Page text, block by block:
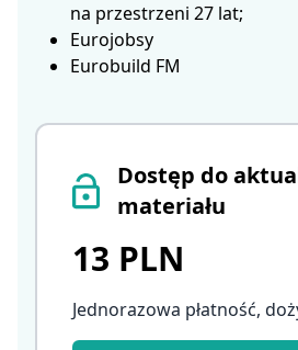
Dostęp do
materiału
13 PLN
Jednorazowa płatność,
na przestrzeni 27 lat;
Eurojobsy
Eurobuild FM